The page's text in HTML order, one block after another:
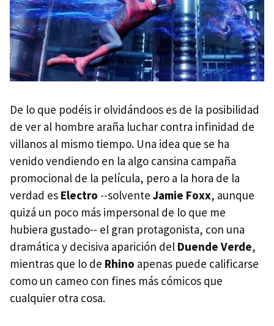
De lo que podéis ir olvidándoos es de la posibilidad
de ver al hombre araña luchar contra infinidad de
villanos al mismo tiempo. Una idea que se ha
venido vendiendo en la algo cansina campaña
promocional de la película, pero a la hora de la
verdad es Electro --solvente Jamie Foxx, aunque
quizá un poco más impersonal de lo que me
hubiera gustado-- el gran protagonista, con una
dramática y decisiva aparición del Duende Verde,
mientras que lo de Rhino apenas puede calificarse
como un cameo con fines más cómicos que
cualquier otra cosa.